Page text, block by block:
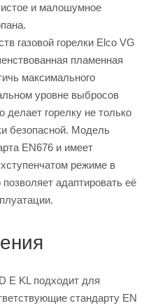
и малошумное
газовой горелки Elco VG
пламенная
максимального
уровне выбросов
делает горелку не только
безопасной. Модель
EN676 и имеет
режиме в
адаптировать её
E KL подходит для
стандарту EN